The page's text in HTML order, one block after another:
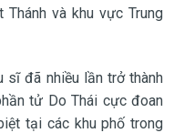
và khu vực Trung
sĩ đã nhiều lần trở thành
tử Do Thái cực đoan
tại các khu phố trong